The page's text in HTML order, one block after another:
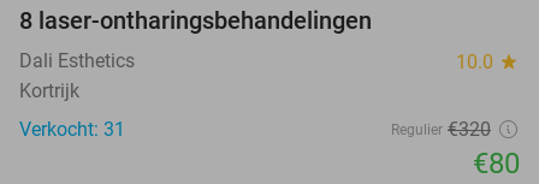
8 laser-ontharingsbehandelingen
Dali Esthetics 10.0 star
Kortrijk
Verkocht: 31
Regulier €320
€80